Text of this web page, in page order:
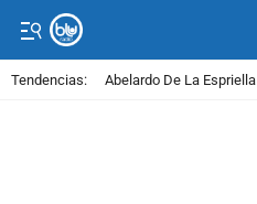
Tendencias: Abelardo De La Espriella